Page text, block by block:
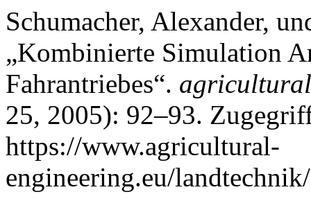
Schumacher, Alexander,
„Kombinierte Simulation
Fahrantriebes“.
25, 2005): 92–93.
https://www.agricultural-
engineering.eu/